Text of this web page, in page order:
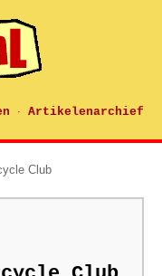
· Artikelenarchief
Club